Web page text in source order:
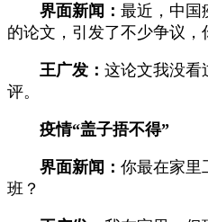
界面新闻： 最近，中国
的论文，引发了不少争议，
王广发： 这论文我没看
评。
疫情“盖子捂不得”
界面新闻： 你最在家里
班？